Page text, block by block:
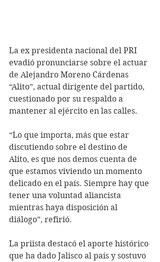
La ex presidenta nacional del PRI
evadió pronunciarse sobre el actuar
de Alejandro Moreno Cárdenas
“Alito”, actual dirigente del partido,
cuestionado por su respaldo a
mantener al ejército en las calles.
“Lo que importa, más que estar
discutiendo sobre el destino de
Alito, es que nos demos cuenta de
que estamos viviendo un momento
delicado en el país. Siempre hay que
tener una voluntad aliancista
mientras haya disposición al
diálogo”, refirió.
La priista destacó el aporte histórico
que ha dado Jalisco al país y sostuvo